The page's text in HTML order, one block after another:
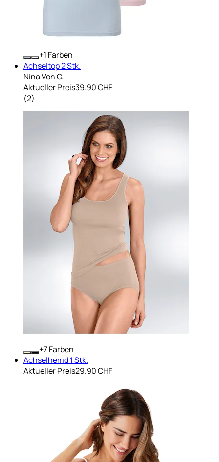
+ Farben
Achseltop 2 Stk.
Nina Von C.
Aktueller Preis39.90 CHF
(2)
+ Farben
Achselhemd 1 Stk.
Aktueller Preis29.90 CHF